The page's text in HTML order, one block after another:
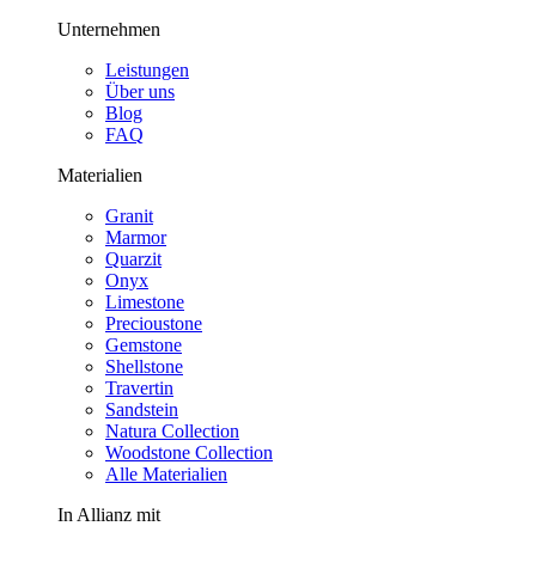
Unternehmen
Leistungen
Über uns
Blog
FAQ
Materialien
Granit
Marmor
Quarzit
Onyx
Limestone
Precioustone
Gemstone
Shellstone
Travertin
Sandstein
Natura Collection
Woodstone Collection
Alle Materialien
In Allianz mit